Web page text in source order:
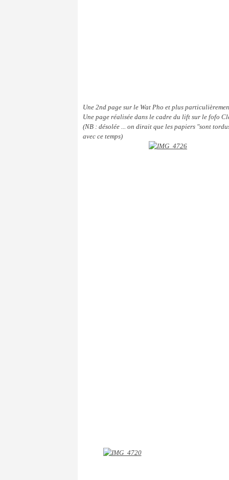
Une 2nd page sur le Wat Pho et plus
Une page réalisée dans le cadre du lift sur le fofo
(NB : désolée ... on dirait que les papiers "sont
avec ce temps)